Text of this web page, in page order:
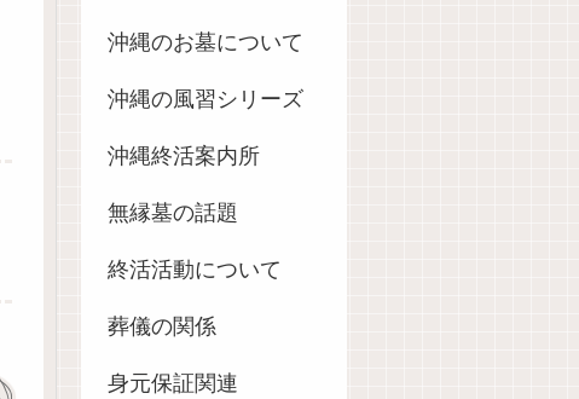
沖縄のお墓について
沖縄の風習シリーズ
沖縄終活案内所
無縁墓の話題
終活活動について
葬儀の関係
身元保証関連